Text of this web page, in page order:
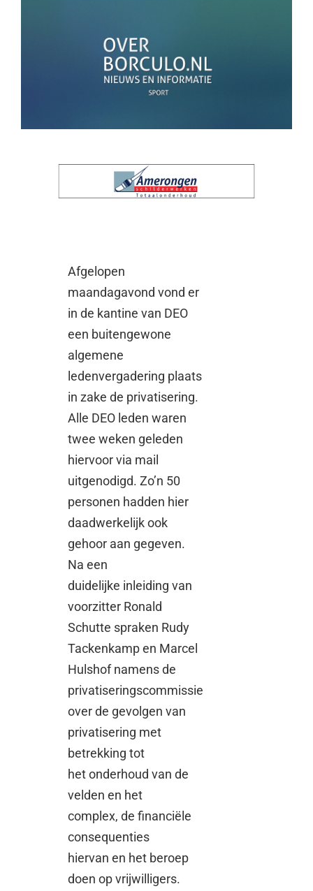
Afgelopen
maandagavond vond er
in de kantine van DEO
een buitengewone
algemene
ledenvergadering plaats
in zake de privatisering.
Alle DEO leden waren
twee weken geleden
hiervoor via mail
uitgenodigd. Zo’n 50
personen hadden hier
daadwerkelijk ook
gehoor aan gegeven.
Na een
duidelijke inleiding van
voorzitter Ronald
Schutte spraken Rudy
Tackenkamp en Marcel
Hulshof namens de
privatiseringscommissie
over de gevolgen van
privatisering met
betrekking tot
het onderhoud van de
velden en het
complex, de financiële
consequenties
hiervan en het beroep
doen op vrijwilligers.